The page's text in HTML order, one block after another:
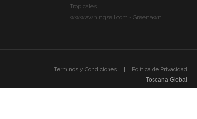
Tropicales
www.awningsell.com - Greenawn
Terminos y Condiciones
Política de Privacidad
Toscana Global